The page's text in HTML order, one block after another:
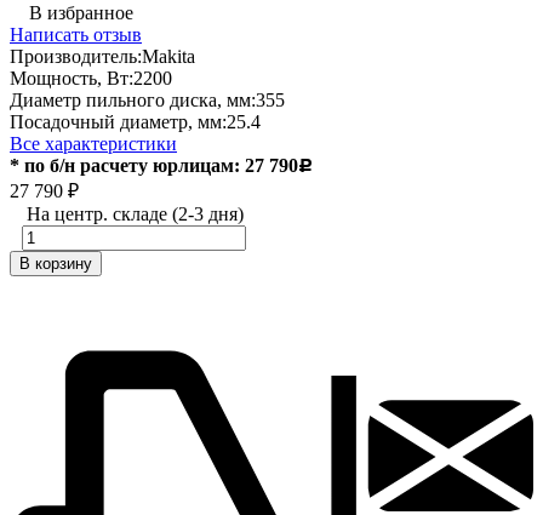
В избранное
Написать отзыв
Производитель:Makita
Мощность, Вт:2200
Диаметр пильного диска, мм:355
Посадочный диаметр, мм:25.4
Все характеристики
* по б/н расчету юрлицам: 27 790Р
27 790 ₽
На центр. складе (2-3 дня)
В корзину